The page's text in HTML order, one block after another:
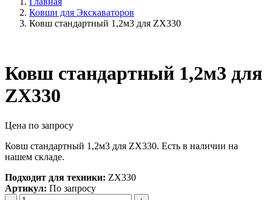
Ковши для Экскаваторов
Ковш стандартный 1,2м3 для ZX330
Ковш стандартный 1,2м3 для
ZX330
Цена по запросу
Ковш стандартный 1,2м3 для ZX330. Есть в наличии на
нашем складе.
Подходит для техники: ZX330
Артикул: По запросу